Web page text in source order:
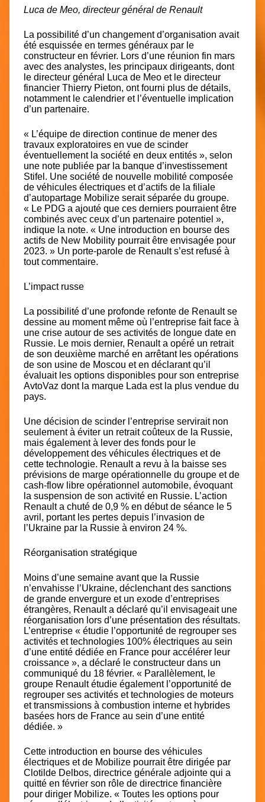
Luca de Meo, directeur général de Renault
La possibilité d’un changement d’organisation avait
été esquissée en termes généraux par le
constructeur en février. Lors d’une réunion fin mars
avec des analystes, les principaux dirigeants, dont
le directeur général Luca de Meo et le directeur
financier Thierry Pieton, ont fourni plus de détails,
notamment le calendrier et l’éventuelle implication
d’un partenaire.
« L’équipe de direction continue de mener des
travaux exploratoires en vue de scinder
éventuellement la société en deux entités », selon
une note publiée par la banque d’investissement
Stifel. Une société de nouvelle mobilité composée
de véhicules électriques et d’actifs de la filiale
d’autopartage Mobilize serait séparée du groupe.
« Le PDG a ajouté que ces derniers pourraient être
combinés avec ceux d’un partenaire potentiel »,
indique la note. « Une introduction en bourse des
actifs de New Mobility pourrait être envisagée pour
2023. » Un porte-parole de Renault s’est refusé à
tout commentaire.
L’impact russe
La possibilité d’une profonde refonte de Renault se
dessine au moment même où l’entreprise fait face à
une crise autour de ses activités de longue date en
Russie. Le mois dernier, Renault a opéré un retrait
de son deuxième marché en arrêtant les opérations
de son usine de Moscou et en déclarant qu’il
évaluait les options disponibles pour son entreprise
AvtoVaz dont la marque Lada est la plus vendue du
pays.
Une décision de scinder l’entreprise servirait non
seulement à éviter un retrait coûteux de la Russie,
mais également à lever des fonds pour le
développement des véhicules électriques et de
cette technologie. Renault a revu à la baisse ses
prévisions de marge opérationnelle du groupe et de
cash-flow libre opérationnel automobile, évoquant
la suspension de son activité en Russie. L’action
Renault a chuté de 0,9 % en début de séance le 5
avril, portant les pertes depuis l’invasion de
l’Ukraine par la Russie à environ 24 %.
Réorganisation stratégique
Moins d’une semaine avant que la Russie
n’envahisse l’Ukraine, déclenchant des sanctions
de grande envergure et un exode d’entreprises
étrangères, Renault a déclaré qu’il envisageait une
réorganisation lors d’une présentation des résultats.
L’entreprise « étudie l’opportunité de regrouper ses
activités et technologies 100% électriques au sein
d’une entité dédiée en France pour accélérer leur
croissance », a déclaré le constructeur dans un
communiqué du 18 février. « Parallèlement, le
groupe Renault étudie également l’opportunité de
regrouper ses activités et technologies de moteurs
et transmissions à combustion interne et hybrides
basées hors de France au sein d’une entité
dédiée. »
Cette introduction en bourse des véhicules
électriques et de Mobilize pourrait être dirigée par
Clotilde Delbos, directrice générale adjointe qui a
quitté en février son rôle de directrice financière
pour diriger Mobilize. « Toutes les options pour